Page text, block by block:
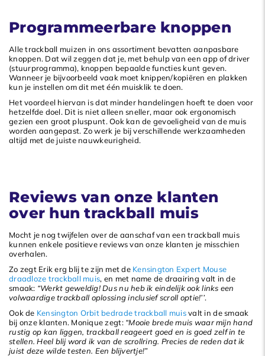
Programmeerbare knoppen
Alle trackball muizen in ons assortiment bevatten aanpasbare
knoppen. Dat wil zeggen dat je, met behulp van een app of driver
(stuurprogramma), knoppen bepaalde functies kunt geven.
Wanneer je bijvoorbeeld vaak moet knippen/kopiëren en plakken
kun je instellen om dit met één muisklik te doen.
Het voordeel hiervan is dat minder handelingen hoeft te doen voor
hetzelfde doel. Dit is niet alleen sneller, maar ook ergonomisch
gezien een groot pluspunt. Ook kan de gevoeligheid van de muis
worden aangepast. Zo werk je bij verschillende werkzaamheden
altijd met de juiste nauwkeurigheid.
Reviews van onze klanten
over hun trackball muis
Mocht je nog twijfelen over de aanschaf van een trackball muis
kunnen enkele positieve reviews van onze klanten je misschien
overhalen.
Zo zegt Erik erg blij te zijn met de Kensington Expert Mouse
draadloze trackball muis, en met name de draairing valt in de
smaak: “Werkt geweldig! Dus nu heb ik eindelijk ook links een
volwaardige trackball oplossing inclusief scroll optie!’’.
Ook de Kensington Orbit bedrade trackball muisvalt in de smaak
bij onze klanten. Monique zegt: “Mooie brede muis waar mijn hand
rustig op kan liggen, trackball reageert goed en is goed zelf in te
stellen. Heel blij word ik van de scrollring. Precies de reden dat ik
juist deze wilde testen. Een blijvertje!”